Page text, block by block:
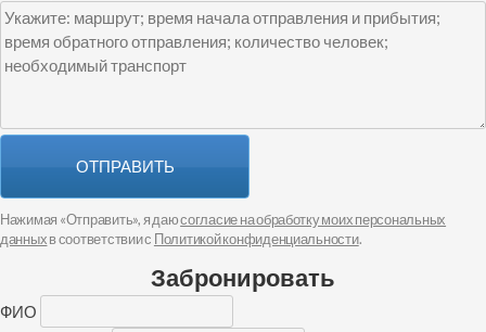
ОТПРАВИТЬ
Нажимая «Отправить», я даюсогласие на обработку моих персональных
данныхв соответствии с Политикой конфиденциальности.
Забронировать
ФИО